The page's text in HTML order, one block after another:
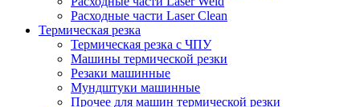
Расходные части Laser Clean
Термическая резка
Термическая резка с ЧПУ
Машины термической резки
Резаки машинные
Мундштуки машинные
Прочее для машин термической резки